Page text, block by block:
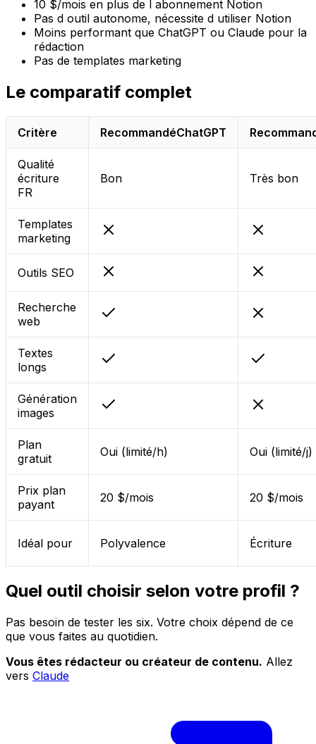
10 $/mois en plus de l abonnement Notion
Pas d outil autonome, nécessite d utiliser Notion
Moins performant que ChatGPT ou Claude pour la
rédaction
Pas de templates marketing
Le comparatif complet
Critère RecommandéChatGPT
Qualité
écriture
FR
Bon Très bon
Templates
marketing
Outils SEO
Recherche
web
Textes
longs
Génération
images
Plan
gratuit
Oui (limité/h) Oui (limité/j)
Prix plan
payant
20 $/mois 20 $/mois
Idéal pour Polyvalence Écriture
Quel outil choisir selon votre profil ?
Pas besoin de tester les six. Votre choix dépend de ce
que vous faites au quotidien.
Vous êtes rédacteur ou créateur de contenu. Allez
vers Claude